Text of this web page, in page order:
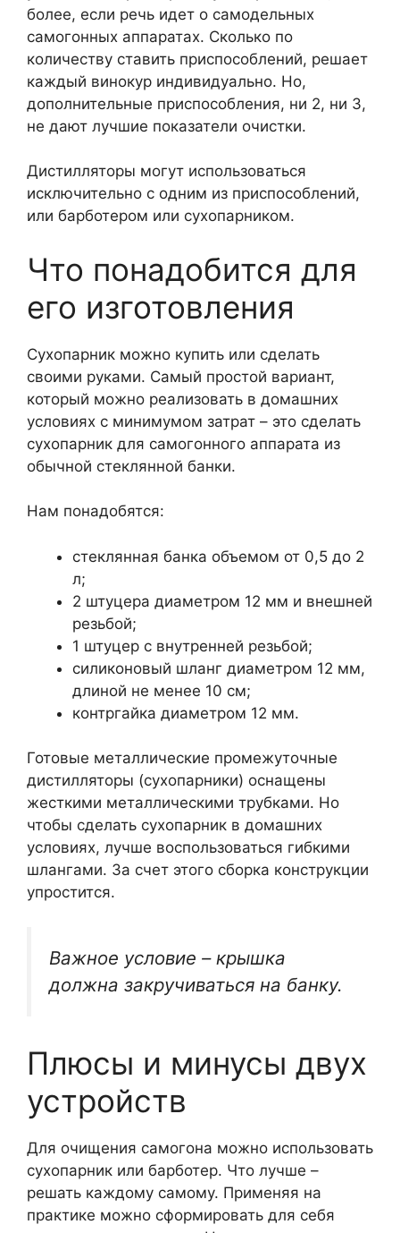
более, если речь идет о самодельных
самогонных аппаратах. Сколько по
количеству ставить приспособлений, решает
каждый винокур индивидуально. Но,
дополнительные приспособления, ни 2, ни 3,
не дают лучшие показатели очистки.
Дистилляторы могут использоваться
исключительно с одним из приспособлений,
или барботером или сухопарником.
Что понадобится для
его изготовления
Сухопарник можно купить или сделать
своими руками. Самый простой вариант,
который можно реализовать в домашних
условиях с минимумом затрат – это сделать
сухопарник для самогонного аппарата из
обычной стеклянной банки.
Нам понадобятся:
стеклянная банка объемом от 0,5 до 2
л;
2 штуцера диаметром 12 мм и внешней
резьбой;
1 штуцер с внутренней резьбой;
силиконовый шланг диаметром 12 мм,
длиной не менее 10 см;
контргайка диаметром 12 мм.
Готовые металлические промежуточные
дистилляторы (сухопарники) оснащены
жесткими металлическими трубками. Но
чтобы сделать сухопарник в домашних
условиях, лучше воспользоваться гибкими
шлангами. За счет этого сборка конструкции
упростится.
Важное условие – крышка
должна закручиваться на банку.
Плюсы и минусы двух
устройств
Для очищения самогона можно использовать
сухопарник или барботер. Что лучше –
решать каждому самому. Применяя на
практике можно сформировать для себя